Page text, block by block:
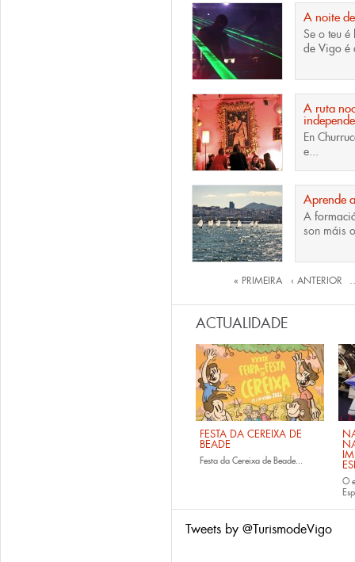
A noite
Se o teu
de Vigo é
A ruta
En
e...
Aprende
A
son máis
« PRIMEIRA ‹ ANTERIOR
ACTUALIDADE
FESTA DA CEREIXA DE
BEADE
Festa da Cereixa de Beade...
O
Tweets by @TurismodeVigo